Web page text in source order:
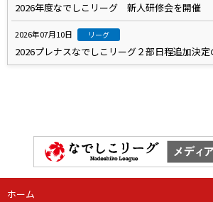
2026年度なでしこリーグ 新人研修会を開催
2026年07月10日 リーグ
2026プレナスなでしこリーグ２部日程追加決定
ホーム